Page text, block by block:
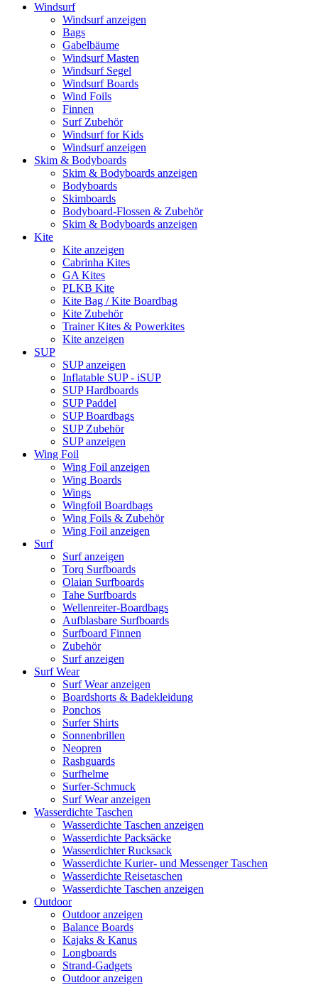
Windsurf
Windsurf anzeigen
Bags
Gabelbäume
Windsurf Masten
Windsurf Segel
Windsurf Boards
Wind Foils
Finnen
Surf Zubehör
Windsurf for Kids
Windsurf anzeigen
Skim & Bodyboards
Skim & Bodyboards anzeigen
Bodyboards
Skimboards
Bodyboard-Flossen & Zubehör
Skim & Bodyboards anzeigen
Kite
Kite anzeigen
Cabrinha Kites
GA Kites
PLKB Kite
Kite Bag / Kite Boardbag
Kite Zubehör
Trainer Kites & Powerkites
Kite anzeigen
SUP
SUP anzeigen
Inflatable SUP - iSUP
SUP Hardboards
SUP Paddel
SUP Boardbags
SUP Zubehör
SUP anzeigen
Wing Foil
Wing Foil anzeigen
Wing Boards
Wings
Wingfoil Boardbags
Wing Foils & Zubehör
Wing Foil anzeigen
Surf
Surf anzeigen
Torq Surfboards
Olaian Surfboards
Tahe Surfboards
Wellenreiter-Boardbags
Aufblasbare Surfboards
Surfboard Finnen
Zubehör
Surf anzeigen
Surf Wear
Surf Wear anzeigen
Boardshorts & Badekleidung
Ponchos
Surfer Shirts
Sonnenbrillen
Neopren
Rashguards
Surfhelme
Surfer-Schmuck
Surf Wear anzeigen
Wasserdichte Taschen
Wasserdichte Taschen anzeigen
Wasserdichte Packsäcke
Wasserdichter Rucksack
Wasserdichte Kurier- und Messenger Taschen
Wasserdichte Reisetaschen
Wasserdichte Taschen anzeigen
Outdoor
Outdoor anzeigen
Balance Boards
Kajaks & Kanus
Longboards
Strand-Gadgets
Outdoor anzeigen